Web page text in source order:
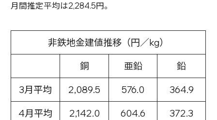
月間推定平均は2,284.5円。
非鉄地金建値推移（円／kg）
銅 亜鉛 鉛
3月平均 2,089.5 576.0 364.9
4月平均 2,142.0 604.6 372.3